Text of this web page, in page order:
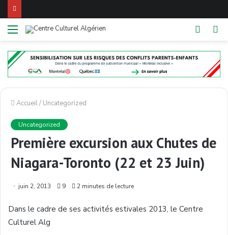
Menu
Switch
Accueil/ Uncategorized
Uncategorized
Première excursion aux Chutes de
Niagara-Toronto (22 et 23 Juin)
juin 2, 2013 9 2 minutes de lecture
Dans le cadre de ses activités estivales 2013, le Centre
Culturel Alg